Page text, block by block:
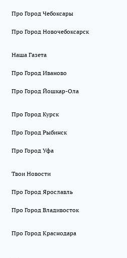
Про Город Чебоксары
Про Город Новочебоксарск
Наша Газета
Про Город Иваново
Про Город Йошкар-Ола
Про Город Курск
Про Город Рыбинск
Про Город Уфа
Твои Новости
Про Город Ярославль
Про Город Владивосток
Про Город Краснодара